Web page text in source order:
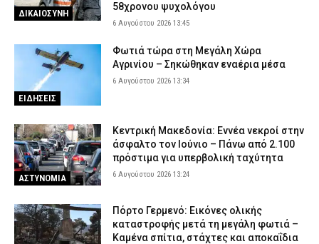
ΔΙΚΑΙΟΣΥΝΗ
58χρονου ψυχολόγου
6 Αυγούστου 2026 13:45
ΕΙΔΗΣΕΙΣ
Φωτιά τώρα στη Μεγάλη Χώρα
Αγρινίου – Σηκώθηκαν εναέρια μέσα
6 Αυγούστου 2026 13:34
ΑΣΤΥΝΟΜΙΑ
Κεντρική Μακεδονία: Εννέα νεκροί στην
άσφαλτο τον Ιούνιο – Πάνω από 2.100
πρόστιμα για υπερβολική ταχύτητα
6 Αυγούστου 2026 13:24
Πόρτο Γερμενό: Εικόνες ολικής
καταστροφής μετά τη μεγάλη φωτιά –
Καμένα σπίτια, στάχτες και αποκαΐδια